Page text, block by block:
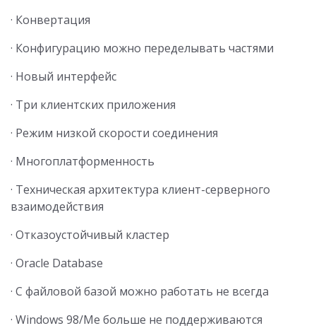
· Конвертация
· Конфигурацию можно переделывать частями
· Новый интерфейс
· Три клиентских приложения
· Режим низкой скорости соединения
· Многоплатформенность
· Техническая архитектура клиент-серверного
взаимодействия
· Отказоустойчивый кластер
· Oracle Database
· С файловой базой можно работать не всегда
· Windows 98/Me больше не поддерживаются